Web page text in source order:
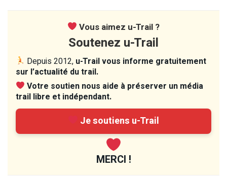
Vous aimez u-Trail ?
Soutenez u-Trail
Depuis 2012, u-Trail vous informe gratuitement
sur l’actualité du trail.
Votre soutien nous aide à préserver un média
trail libre et indépendant.
Je soutiens u-Trail
MERCI !